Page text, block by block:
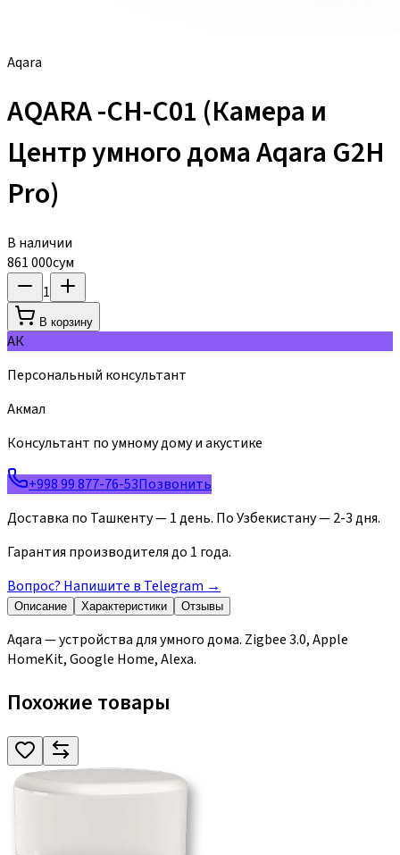
Aqara
AQARA -CH-C01 (Камера и
Центр умного дома Aqara G2H
Pro)
В наличии
861 000сум
1
В корзину
АК
Персональный консультант
Акмал
Консультант по умному дому и акустике
+998 99 877-76-53Позвонить
Доставка по Ташкенту — 1 день. По Узбекистану — 2-3 дня.
Гарантия производителя до 1 года.
Вопрос? Напишите в Telegram →
Описание Характеристики Отзывы
Aqara — устройства для умного дома. Zigbee 3.0, Apple
HomeKit, Google Home, Alexa.
Похожие товары